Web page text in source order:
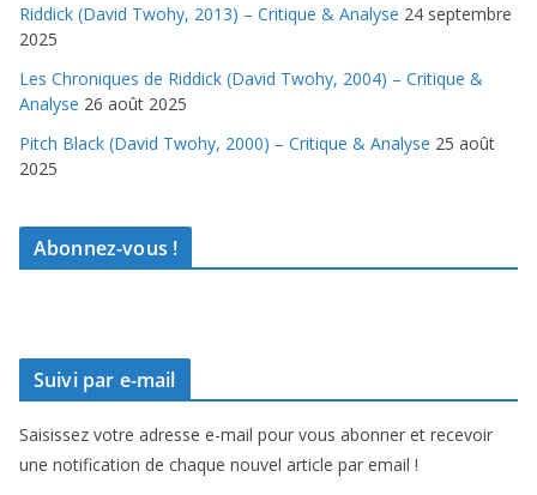
Riddick (David Twohy, 2013) – Critique & Analyse 24 septembre
2025
Les Chroniques de Riddick (David Twohy, 2004) – Critique &
Analyse 26 août 2025
Pitch Black (David Twohy, 2000) – Critique & Analyse 25 août
2025
Abonnez-vous !
Suivi par e-mail
Saisissez votre adresse e-mail pour vous abonner et recevoir
une notification de chaque nouvel article par email !